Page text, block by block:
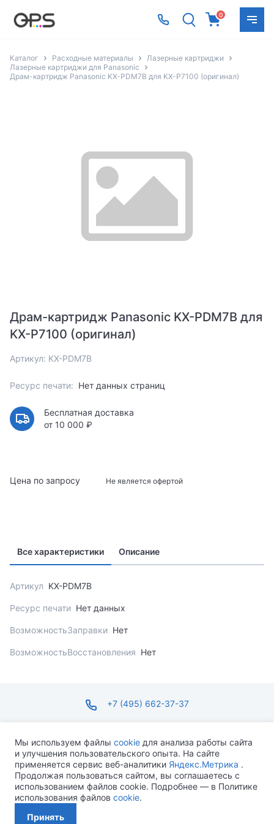
0
Каталог Расходные материалы
Лазерные картриджи
Лазерные картриджи для Panasonic
Драм-картридж Panasonic KX-PDM7B для KX-P7100 (оригинал)
Драм-картридж Panasonic KX-PDM7B для
KX-P7100 (оригинал)
Артикул: KX-PDM7B
Ресурс печати: Нет данных страниц
Бесплатная доставка
от 10 000 ₽
Цена по запросу Не является офертой
Все характеристики Описание
Артикул KX-PDM7B
Ресурс печати Нет данных
ВозможностьЗаправки Нет
ВозможностьВосстановления Нет
+7 (495) 662-37-37
ПН-ПТ С 09:00 ДО 18:00 СБ-ВС ВЫХОДНОЙ
Мы используем файлы cookie для анализа работы сайта
и улучшения пользовательского опыта. На сайте
применяется сервис веб-аналитики Яндекс.Метрика .
Продолжая пользоваться сайтом, вы соглашаетесь с
использованием файлов cookie. Подробнее — в Политике
использования файлов cookie.
Принять